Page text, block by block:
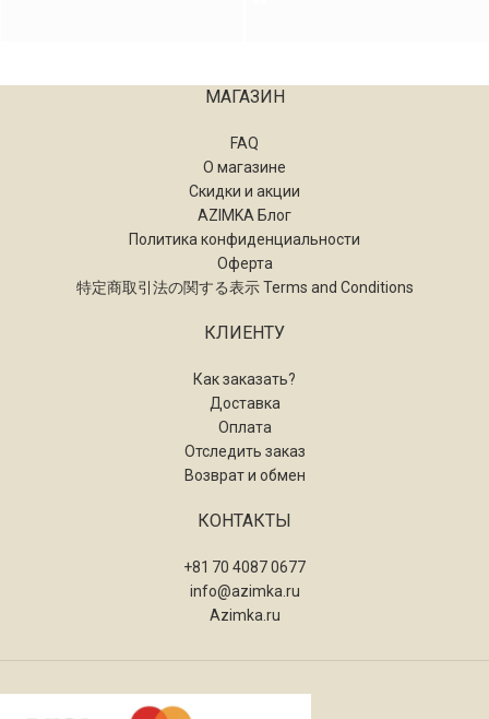
МАГАЗИН
FAQ
О магазине
Скидки и акции
AZIMKA Блог
Политика конфиденциальности
Оферта
特定商取引法の関する表示 Terms and Conditions
КЛИЕНТУ
Как заказать?
Доставка
Оплата
Отследить заказ
Возврат и обмен
КОНТАКТЫ
+81 70 4087 0677
info@azimka.ru
Azimka.ru